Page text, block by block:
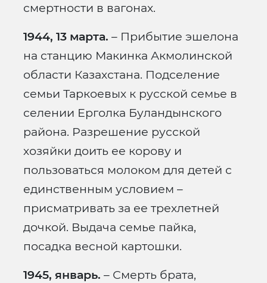
смертности в вагонах.
1944, 13 марта. – Прибытие эшелона
на станцию Макинка Акмолинской
области Казахстана. Подселение
семьи Таркоевых к русской семье в
селении Ерголка Буландынского
района. Разрешение русской
хозяйки доить ее корову и
пользоваться молоком для детей с
единственным условием –
присматривать за ее трехлетней
дочкой. Выдача семье пайка,
посадка весной картошки.
1945, январь. – Смерть брата,